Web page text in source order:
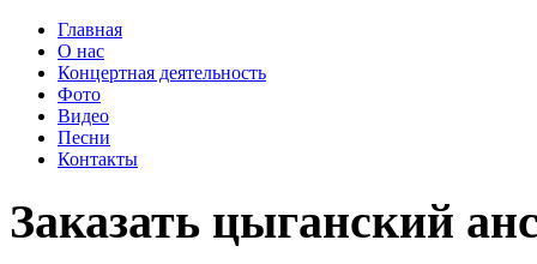
Главная
О нас
Концертная деятельность
Фото
Видео
Песни
Контакты
Заказать цыганский